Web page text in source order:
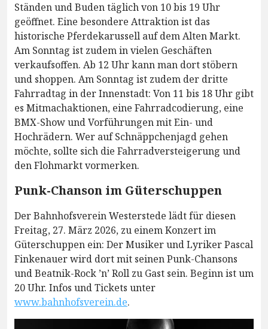
Ständen und Buden täglich von 10 bis 19 Uhr
geöffnet. Eine besondere Attraktion ist das
historische Pferdekarussell auf dem Alten Markt.
Am Sonntag ist zudem in vielen Geschäften
verkaufsoffen. Ab 12 Uhr kann man dort stöbern
und shoppen. Am Sonntag ist zudem der dritte
Fahrradtag in der Innenstadt: Von 11 bis 18 Uhr gibt
es Mitmachaktionen, eine Fahrradcodierung, eine
BMX-Show und Vorführungen mit Ein- und
Hochrädern. Wer auf Schnäppchenjagd gehen
möchte, sollte sich die Fahrradversteigerung und
den Flohmarkt vormerken.
Punk-Chanson im Güterschuppen
Der Bahnhofsverein Westerstede lädt für diesen
Freitag, 27. März 2026, zu einem Konzert im
Güterschuppen ein: Der Musiker und Lyriker Pascal
Finkenauer wird dort mit seinen Punk-Chansons
und Beatnik-Rock ’n’ Roll zu Gast sein. Beginn ist um
20 Uhr. Infos und Tickets unter
www.bahnhofsverein.de.